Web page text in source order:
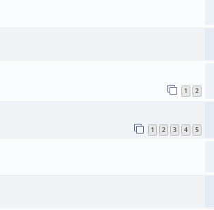
1 2
1 2 3 4 5